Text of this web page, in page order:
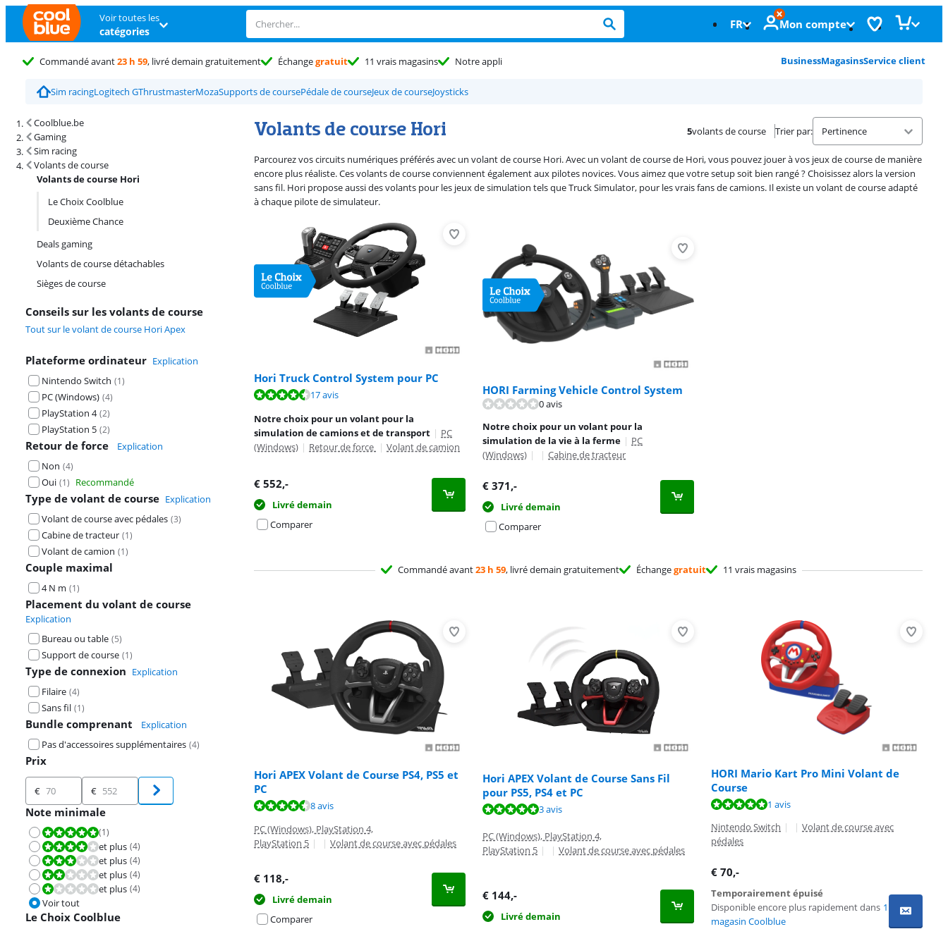
Voir toutes les
catégories FR Mon compte
Commandé avant23 h 59, livré demain gratuitement Échangegratuit 11 vrais magasins Notre appli BusinessMagasinsService client
Sim racingLogitech GThrustmasterMozaSupports de coursePédale de courseJeux de courseJoysticks
Coolblue.be
Gaming
Sim racing
Volants de course
Volants de course Hori
Le Choix Coolblue
Deuxième Chance
Deals gaming
Volants de course détachables
Sièges de course
Conseils sur les volants de course
Tout sur le volant de course Hori Apex
Plateforme ordinateur Explication
Nintendo Switch (1)
PC (Windows) (4)
PlayStation 4 (2)
PlayStation 5 (2)
Retour de force
Explication
Non (4)
Oui (1) Recommandé
Type de volant de course Explication
Volant de course avec pédales (3)
Cabine de tracteur (1)
Volant de camion (1)
Couple maximal
4 N m (1)
Placement du volant de course
Explication
Bureau ou table (5)
Support de course (1)
Type de connexion Explication
Filaire (4)
Sans fil (1)
Bundle comprenant
Explication
Pas d'accessoires supplémentaires (4)
Prix
Prix
€ €
Note minimale
La note est 10 sur 10.
(1)
La note est 8,0 sur 10.
et plus (4)
La note est 6,0 sur 10.
et plus (4)
La note est 4,0 sur 10.
et plus (4)
La note est 2,0 sur 10.
et plus (4)
Voir tout
Le Choix Coolblue
Volants de course Hori
Résultats de recherche et tri
5volants de course Trier par:
Parcourez vos circuits numériques préférés avec un volant de course Hori. Avec un volant de course de Hori, vous pouvez jouer à vos jeux de course de manière
encore plus réaliste. Ces volants de course conviennent également aux pilotes novices. Vous aimez que votre setup soit bien rangé ? Choisissez alors la version
sans fil. Hori propose aussi des volants pour les jeux de simulation tels que Truck Simulator, pour les vrais fans de camions. Il existe un volant de course adapté
à chaque pilote de simulateur.
Hori Truck Control System pour PC
La note est de 9,4 sur 10, basée sur 17 avis.
17 avis
Notre choix pour un volant pour la
simulation de camions et de transport | PC
(Windows) | Retour de force | Volant de camion
€ 552,-
Livré demain
Comparer
HORI Farming Vehicle Control System
0 avis
Notre choix pour un volant pour la
simulation de la vie à la ferme | PC
(Windows) | | Cabine de tracteur
€ 371,-
Livré demain
Comparer
Commandé avant23 h 59, livré demain gratuitement Échangegratuit 11 vrais magasins
Hori APEX Volant de Course PS4, PS5 et
PC
La note est de 9,0 sur 10, basée sur 8 avis.
8 avis
PC (Windows), PlayStation 4,
PlayStation 5 | | Volant de course avec pédales
€ 118,-
Livré demain
Comparer
Hori APEX Volant de Course Sans Fil
pour PS5, PS4 et PC
La note est de 9,6 sur 10, basée sur 3 avis. 3 avis
PC (Windows), PlayStation 4,
PlayStation 5 | | Volant de course avec pédales
€ 144,-
Livré demain
HORI Mario Kart Pro Mini Volant de
Course
La note est de 10 sur 10, basée sur 1 avis.
1 avis
Nintendo Switch | | Volant de course avec
pédales
€ 70,-
Temporairement épuisé
Disponible encore plus rapidement dans 1
magasin Coolblue